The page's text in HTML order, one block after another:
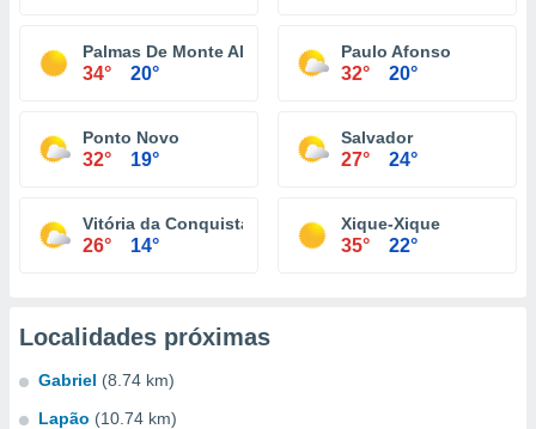
Palmas De Monte Alto
34° 20°
Paulo Afonso
32° 20°
Ponto Novo
32° 19°
Salvador
27° 24°
Vitória da Conquista
26° 14°
Xique-Xique
35° 22°
Localidades próximas
Gabriel (8.74 km)
Lapão (10.74 km)